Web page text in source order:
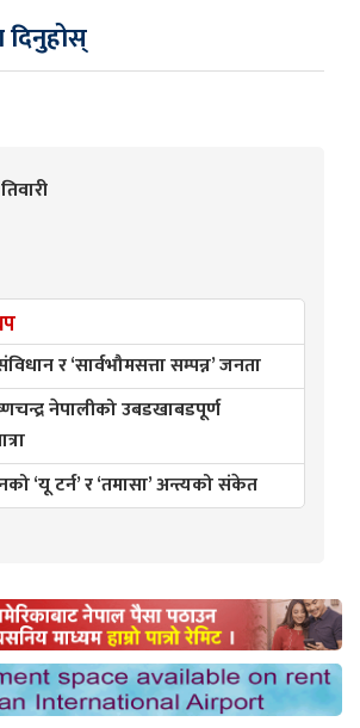
दिनुहोस्
र ‘सार्वभौमसत्ता सम्पन्न’ जनता
नेपालीको उबडखाबडपूर्ण
‘यू टर्न’ र ‘तमासा’ अन्त्यको संकेत